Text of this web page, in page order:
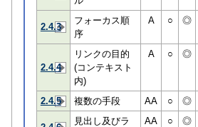
2.4.3
フォーカス順
序
A ○ ◎
2.4.4
リンクの目的
(コンテキスト
内)
A ○ ◎
2.4.5 複数の手段 AA ○ ◎
見出し及びラ
AA ○ ◎